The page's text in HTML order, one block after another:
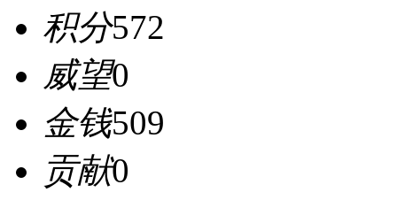
积分572
威望0
金钱509
贡献0